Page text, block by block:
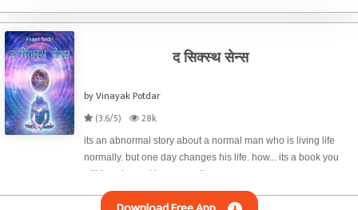
द सिक्स्थ सेन्स
by Vinayak Potdar
(3.6/5)
28k
its an abnormal story about a normal man who is living life
normally. but one day changes his life. how... its a book you
will love to read in one seating.